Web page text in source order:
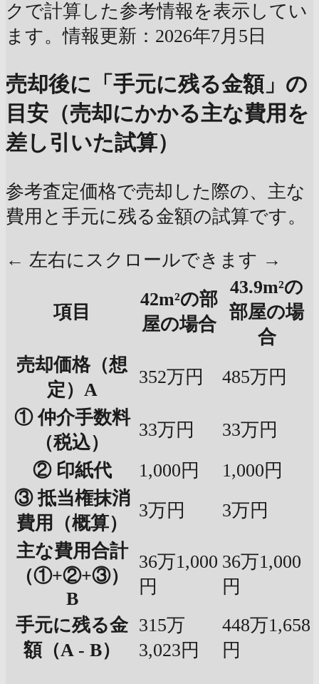
クで計算した参考情報を表示してい
ます。情報更新：2026年7月5日
売却後に「手元に残る金額」の
目安（売却にかかる主な費用を
差し引いた試算）
参考査定価格で売却した際の、主な
費用と手元に残る金額の試算です。
← 左右にスクロールできます →
項目
42m²の部
屋の場合
43.9m²の
部屋の場
合
売却価格（想
定）A
352万円
485万円
① 仲介手数料
（税込）
33万円
33万円
② 印紙代
1,000円
1,000円
③ 抵当権抹消
費用（概算）
3万円
3万円
主な費用合計
（①+②+③）
B
36万1,000
円
36万1,000
円
手元に残る金
額（A - B）
315万
3,023円
448万1,658
円